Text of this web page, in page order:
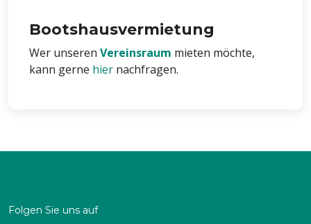
Bootshausvermietung
Wer unseren Vereinsraum mieten möchte,
kann gerne hier nachfragen.
Folgen Sie uns auf